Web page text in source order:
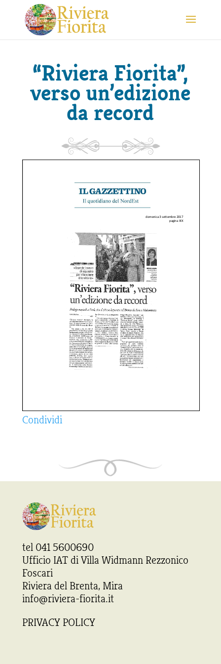
“Riviera Fiorita”,
verso un’edizione
da record
Condividi
tel 041 5600690
Ufficio IAT di Villa Widmann Rezzonico
Foscari
Riviera del Brenta, Mira
info@riviera-fiorita.it
PRIVACY POLICY